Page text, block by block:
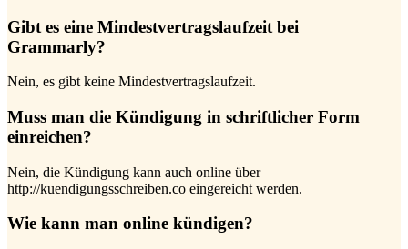
Gibt es eine Mindestvertragslaufzeit bei
Grammarly?
Nein, es gibt keine Mindestvertragslaufzeit.
Muss man die Kündigung in schriftlicher Form
einreichen?
Nein, die Kündigung kann auch online über
http://kuendigungsschreiben.co eingereicht werden.
Wie kann man online kündigen?